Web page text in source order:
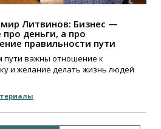
Литвинов: Бизнес —
про деньги, а про
правильности пути
пути важны отношение к
и желание делать жизнь людей